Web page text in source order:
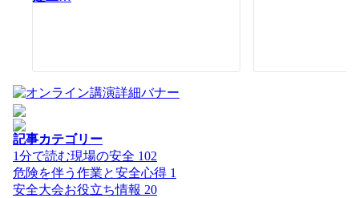
記事カテゴリー
1分で読む現場の安全 102
危険を伴う作業と安全心得 1
安全大会お役立ち情報 20